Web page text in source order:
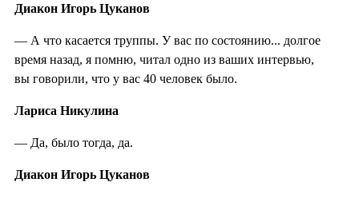
Диакон Игорь Цуканов
— А что касается труппы. У вас по состоянию... долгое
время назад, я помню, читал одно из ваших интервью,
вы говорили, что у вас 40 человек было.
Лариса Никулина
— Да, было тогда, да.
Диакон Игорь Цуканов